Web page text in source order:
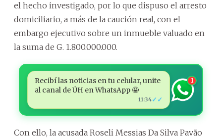
el hecho investigado, por lo que dispuso el arresto
domiciliario, a más de la caución real, con el
embargo ejecutivo sobre un inmueble valuado en
la suma de G. 1.800.000.000.
Recibí las noticias en tu celular, unite
al canal de ÚH en WhatsApp 🤩
11:34✓✓
1
Con ello, la acusada Roseli Messias Da Silva Pavão